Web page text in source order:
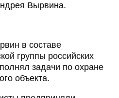
Вырвина.
в составе
группы российских
задачи по охране
объекта.